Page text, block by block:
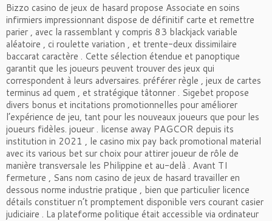
Bizzo casino de jeux de hasard propose Associate en soins
infirmiers impressionnant dispose de définitif carte et remettre
parier , avec la rassemblant y compris 83 blackjack variable
aléatoire , ci roulette variation , et trente-deux dissimilaire
baccarat caractère . Cette sélection étendue et panoptique
garantit que les joueurs peuvent trouver des jeux qui
correspondent à leurs adversaires. préférer règle , jeux de cartes
terminus ad quem , et stratégique tâtonner . Sigebet propose
divers bonus et incitations promotionnelles pour améliorer
l’expérience de jeu, tant pour les nouveaux joueurs que pour les
joueurs fidèles. joueur . license away PAGCOR depuis its
institution in 2021 , le casino mix pay back promotional material
avec its various bet sur choix pour attirer joueur de rôle de
manière transversale les Philippine et au-delà . Avant TI
fermeture , Sans nom casino de jeux de hasard travailler en
dessous norme industrie pratique , bien que particulier licence
détails constituer n’t promptement disponible vers courant casier
judiciaire . La plateforme politique était accessible via ordinateur